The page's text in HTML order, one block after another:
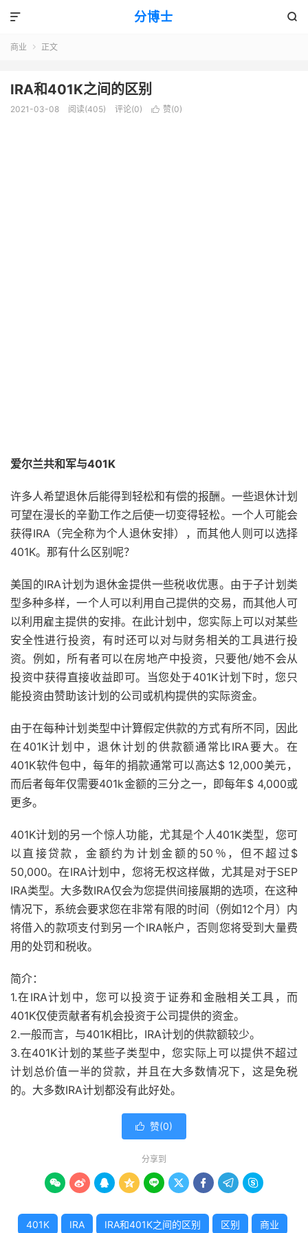
分博士 

商业  正文
IRA和401K之间的区别
2021-03-08 阅读(405) 评论(0)  赞(0)
爱尔兰共和军与401K
许多人希望退休后能得到轻松和有偿的报酬。一些退休计划
可望在漫长的辛勤工作之后使一切变得轻松。一个人可能会
获得IRA（完全称为个人退休安排），而其他人则可以选择
401K。那有什么区别呢？
美国的IRA计划为退休金提供一些税收优惠。由于子计划类
型多种多样，一个人可以利用自己提供的交易，而其他人可
以利用雇主提供的安排。在此计划中，您实际上可以对某些
安全性进行投资，有时还可以对与财务相关的工具进行投
资。例如，所有者可以在房地产中投资，只要他/她不会从
投资中获得直接收益即可。当您处于401K计划下时，您只
能投资由赞助该计划的公司或机构提供的实际资金。
由于在每种计划类型中计算假定供款的方式有所不同，因此
在401K计划中，退休计划的供款额通常比IRA要大。在
401K软件包中，每年的捐款通常可以高达$ 12,000美元，
而后者每年仅需要401k金额的三分之一，即每年$ 4,000或
更多。
401K计划的另一个惊人功能，尤其是个人401K类型，您可
以直接贷款，金额约为计划金额的50％，但不超过$
50,000。在IRA计划中，您将无权这样做，尤其是对于SEP
IRA类型。大多数IRA仅会为您提供间接展期的选项，在这种
情况下，系统会要求您在非常有限的时间（例如12个月）内
将借入的款项支付到另一个IRA帐户，否则您将受到大量费
用的处罚和税收。
简介：
1.在IRA计划中，您可以投资于证券和金融相关工具，而
401K仅使贡献者有机会投资于公司提供的资金。
2.一般而言，与401K相比，IRA计划的供款额较少。
3.在401K计划的某些子类型中，您实际上可以提供不超过
计划总价值一半的贷款，并且在大多数情况下，这是免税
的。大多数IRA计划都没有此好处。
 赞(0)
分享到
        
401K IRA IRA和401K之间的区别 区别 商业